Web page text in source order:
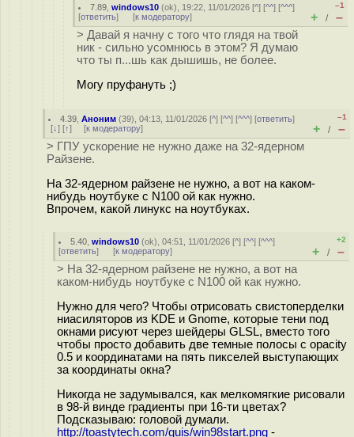
7.89 ,windows10 (ok), 19:22, 11/01/2026 [^] [^^] [^^^]
[ответить] [к модератору]
–1
+ / –
> Давай я начну с того что глядя на твой
ник - сильно усомнюсь в этом? Я думаю
что ты п...шь как дышишь, не более.
Могу пруфануть ;)
4.39 ,Аноним (39), 04:13, 11/01/2026 [^] [^^] [^^^] [ответить]
[↓] [↑] [к модератору]
–1
+ / –
> ГПУ ускорение не нужно даже на 32-ядерном
Райзене.
На 32-ядерном райзене не нужно, а вот на каком-
нибудь ноутбуке с N100 ой как нужно.
Впрочем, какой линукс на ноутбуках.
5.40 ,windows10 (ok), 04:51, 11/01/2026 [^] [^^] [^^^]
[ответить] [к модератору]
+2
+ / –
> На 32-ядерном райзене не нужно, а вот на
каком-нибудь ноутбуке с N100 ой как нужно.
Нужно для чего? Чтобы отрисовать свистоперделки
ниасиляторов из KDE и Gnome, которые тени под
окнами рисуют через шейдеры GLSL, вместо того
чтобы просто добавить две темные полосы с opacity
0.5 и координатами на пять пикселей выступающих
за координаты окна?
Никогда не задумывался, как мелкомягкие рисовали
в 98-й винде градиенты при 16-ти цветах?
Подсказываю: головой думали.
http://toastytech.com/guis/win98start.png -